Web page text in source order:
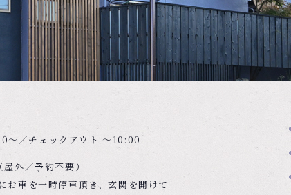
～／チェックアウト ～10:00
外／予約不要）
お車を一時停車頂き、玄関を開けて